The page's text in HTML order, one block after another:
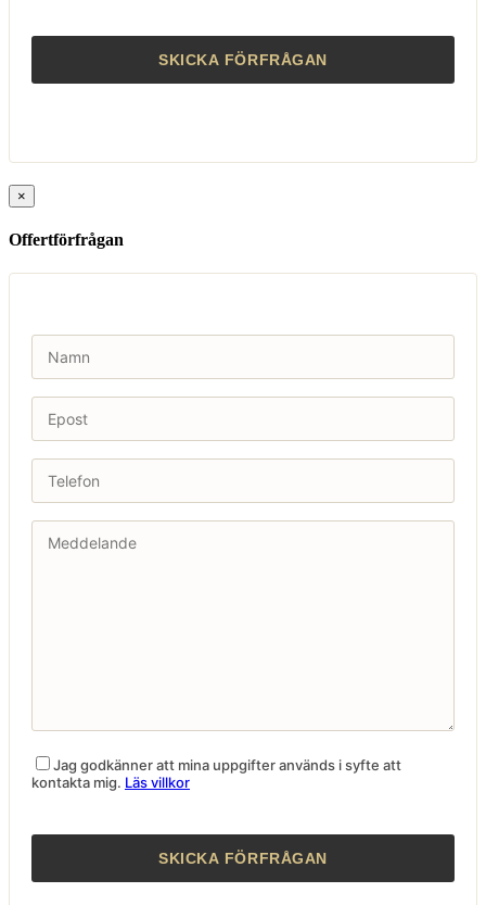
×
Offertförfrågan
Jag godkänner att mina uppgifter används i syfte att
kontakta mig. Läs villkor